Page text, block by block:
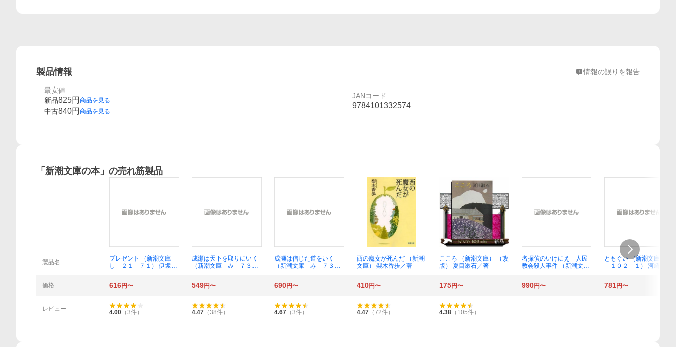
製品情報 情報の誤りを報告
最安値
新品825円 商品を見る
中古840円 商品を見る
JANコード
9784101332574
「 新潮文庫の本」の売れ筋製品
製品名
プレゼント （新潮文庫
し－２１－７１） 伊坂幸
成瀬は天下を取りにいく
（新潮文庫 み－７３－
成瀬は信じた道をいく
（新潮文庫 み－７３－
西の魔女が死んだ （新潮
文庫） 梨木香歩／著
こころ （新潮文庫） （改
版） 夏目漱石／著
名探偵のいけにえ 人民
教会殺人事件 （新潮文
ともぐい （新潮文庫 か
－１０２－１） 河崎秋子
価格
616円〜 549円〜 690円〜 410円〜 175円〜 990円〜 781円〜
レビュー
4.00 （3件） 4.47 （38件） 4.67 （3件） 4.47 （72件） 4.38 （ 105件） - -